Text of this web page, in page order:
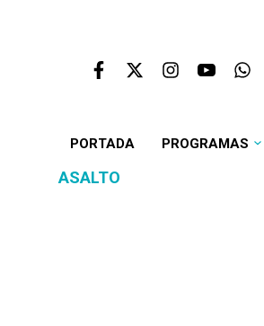
PORTADA PROGRAMAS
ASALTO